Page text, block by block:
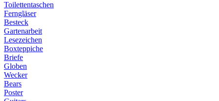
Toilettentaschen
Ferngläser
Besteck
Gartenarbeit
Lesezeichen
Boxteppiche
Briefe
Globen
Wecker
Bears
Poster